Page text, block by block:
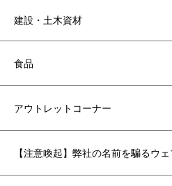
建設・土木資材
食品
アウトレットコーナー
【注意喚起】弊社の名前を騙るウ